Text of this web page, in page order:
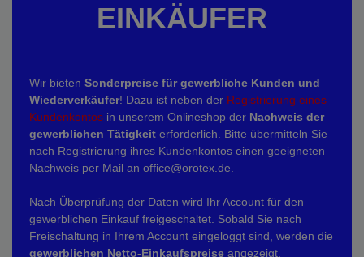
EINKÄUFER
Wir bieten Sonderpreise für gewerbliche Kunden und
Wiederverkäufer! Dazu ist neben der Registrierung eines
Kundenkontos in unserem Onlineshop der Nachweis der
gewerblichen Tätigkeit erforderlich. Bitte übermitteln Sie
nach Registrierung ihres Kundenkontos einen geeigneten
Nachweis per Mail an office@orotex.de.
Nach Überprüfung der Daten wird Ihr Account für den
gewerblichen Einkauf freigeschaltet. Sobald Sie nach
Freischaltung in Ihrem Account eingeloggt sind, werden die
gewerblichen Netto-Einkaufspreise angezeigt.